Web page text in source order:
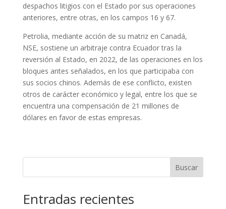
despachos litigios con el Estado por sus operaciones
anteriores, entre otras, en los campos 16 y 67.
Petrolia, mediante acción de su matriz en Canadá,
NSE, sostiene un arbitraje contra Ecuador tras la
reversión al Estado, en 2022, de las operaciones en los
bloques antes señalados, en los que participaba con
sus socios chinos. Además de ese conflicto, existen
otros de carácter económico y legal, entre los que se
encuentra una compensación de 21 millones de
dólares en favor de estas empresas.
Buscar
Entradas recientes